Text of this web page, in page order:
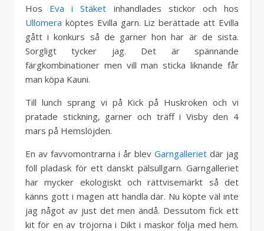
Hos Eva i Stäket inhandlades stickor och hos
Ullomera köptes Evilla garn. Liz berättade att Evilla
gått i konkurs så de garner hon har är de sista.
Sorgligt tycker jag. Det är spännande
färgkombinationer men vill man sticka liknande får
man köpa Kauni.
Till lunch sprang vi på Kick på Huskroken och vi
pratade stickning, garner och träff i Visby den 4
mars på Hemslöjden.
En av favvomontrarna i år blev Garngalleriet där jag
föll pladask för ett danskt pälsullgarn. Garngalleriet
har mycker ekologiskt och rättvisemärkt så det
känns gott i magen att handla där. Nu köpte väl inte
jag något av just det men ändå. Dessutom fick ett
kit för en av tröjorna i Dikt i maskor följa med hem.